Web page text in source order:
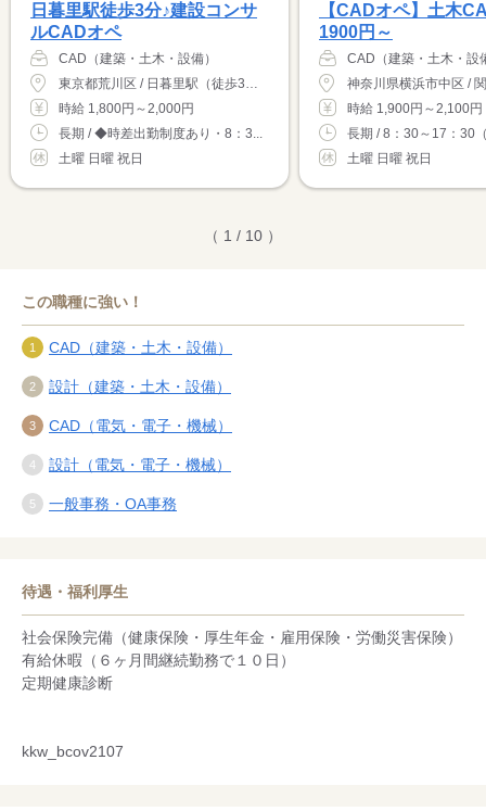
日暮里駅徒歩3分♪建設コンサ
ルCADオペ
CAD（建築・土木・設備）
東京都荒川区 / 日暮里駅（徒歩3分）
時給 1,800円～2,000円
長期 / ◆時差出勤制度あり・8：3...
土曜 日曜 祝日
【CADオペ】土木
1900円～
CAD（建築・土木・設
時給 1,900円～2,100円
長期 / 8：30～17：30
土曜 日曜 祝日
（ 1 / 10 ）
この職種に強い！
CAD（建築・土木・設備）
設計（建築・土木・設備）
CAD（電気・電子・機械）
設計（電気・電子・機械）
一般事務・OA事務
待遇・福利厚生
社会保険完備（健康保険・厚生年金・雇用保険・労働災害保険）
有給休暇（６ヶ月間継続勤務で１０日）
定期健康診断
kkw_bcov2107